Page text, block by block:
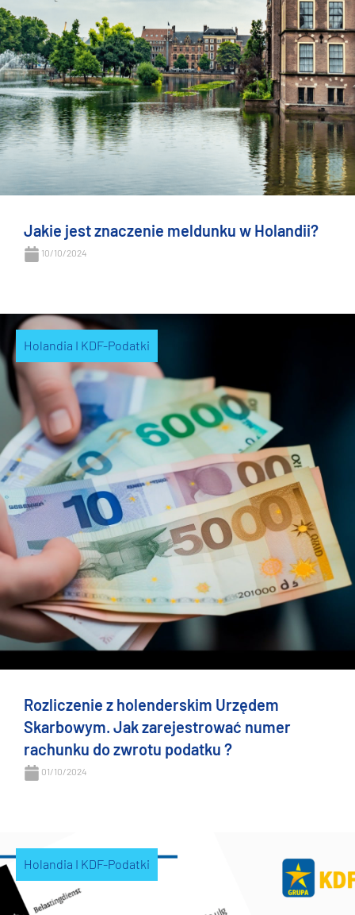
Jakie jest znaczenie meldunku w Holandii?
10/10/2024
Holandia I KDF-Podatki
Rozliczenie z holenderskim Urzędem
Skarbowym. Jak zarejestrować numer
rachunku do zwrotu podatku ?
01/10/2024
Holandia I KDF-Podatki